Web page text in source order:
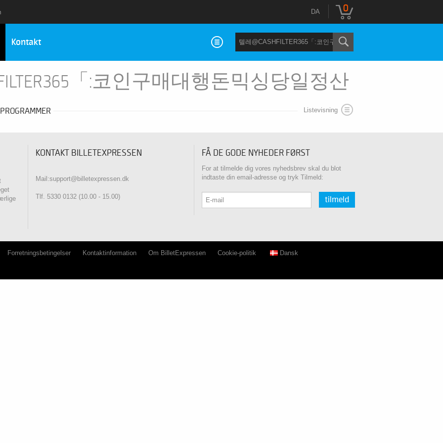
DA 0
Kontakt
「:코인구매대행돈믹싱당일정산
PROGRAMMER Listevisning
KONTAKT BILLETEXPRESSEN
Mail:support@billetexpressen.dk
Tlf. 5330 0132 (10.00 - 15.00)
FÅ DE GODE NYHEDER FØRST
For at tilmelde dig vores nyhedsbrev skal du blot
indtaste din email-adresse og tryk Tilmeld:
tilmeld
Forretningsbetingelser Kontaktinformation Om BilletExpressen Cookie-politik Dansk